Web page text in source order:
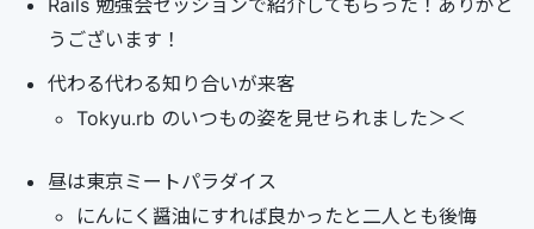
Rails 勉強会セッションで紹介してもらった！ありがと
うございます！
代わる代わる知り合いが来客
Tokyu.rb のいつもの姿を見せられました＞＜
昼は東京ミートパラダイス
にんにく醤油にすれば良かったと二人とも後悔